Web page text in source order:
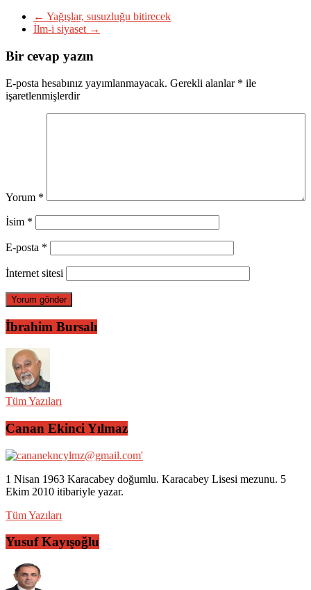
← Yağışlar, susuzluğu bitirecek
İlm-i siyaset →
Bir cevap yazın
E-posta hesabınız yayımlanmayacak. Gerekli alanlar * ile
işaretlenmişlerdir
Yorum *
İsim *
E-posta *
İnternet sitesi
İbrahim Bursalı
Tüm Yazıları
Canan Ekinci Yılmaz
1 Nisan 1963 Karacabey doğumlu. Karacabey Lisesi mezunu. 5
Ekim 2010 itibariyle yazar.
Tüm Yazıları
Yusuf Kayışoğlu